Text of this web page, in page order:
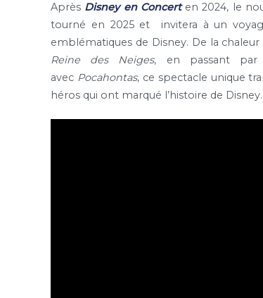
Après Disney en Concerten 2024, le
tourné en 2025 et invitera à un
emblématiques de Disney. De la chaleur
Reine des Neiges, en passant par
avec Pocahontas, ce spectacle unique
héros qui ont marqué l’histoire de Disney.